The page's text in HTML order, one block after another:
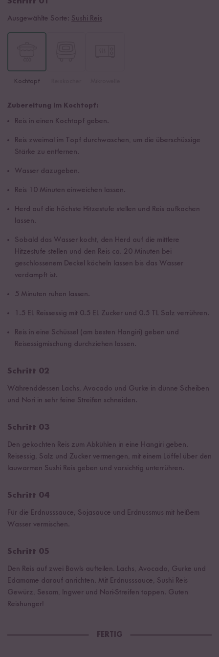
Ausgewählte Sorte: Sushi Reis
Kochtopf
Zubereitung im Kochtopf:
Reis in einen Kochtopf geben.
Reis zweimal im Topf durchwaschen, um die überschüssige
Stärke zu entfernen.
Wasser dazugeben.
Reis 10 Minuten einweichen lassen.
Herd auf die höchste Hitzestufe stellen und Reis aufkochen
lassen.
Sobald das Wasser kocht, den Herd auf die mittlere
Hitzestufe stellen und den Reis ca. 20 Minuten bei
geschlossenem Deckel köcheln lassen bis das Wasser
verdampft ist.
5 Minuten ruhen lassen.
1.5 EL Reissessig mit 0.5 EL Zucker und 0.5 TL Salz verrühren.
Reis in eine Schüssel (am besten Hangiri) geben und
Reisessigmischung durchziehen lassen.
Schritt 02
Währenddessen Lachs, Avocado und Gurke in dünne Scheiben
und Nori in sehr feine Streifen schneiden.
Schritt 03
Den gekochten Reis zum Abkühlen in eine Hangiri geben.
Reisessig, Salz und Zucker vermengen, mit einem Löffel über den
lauwarmen Sushi Reis geben und vorsichtig unterrühren.
Schritt 04
Für die Erdnusssauce, Sojasauce und Erdnussmus mit heißem
Wasser vermischen.
Schritt 05
Den Reis auf zwei Bowls aufteilen. Lachs, Avocado, Gurke und
Edamame darauf anrichten. Mit Erdnusssauce, Sushi Reis
Gewürz, Sesam, Ingwer und Nori-Streifen toppen. Guten
Reishunger!
FERTIG